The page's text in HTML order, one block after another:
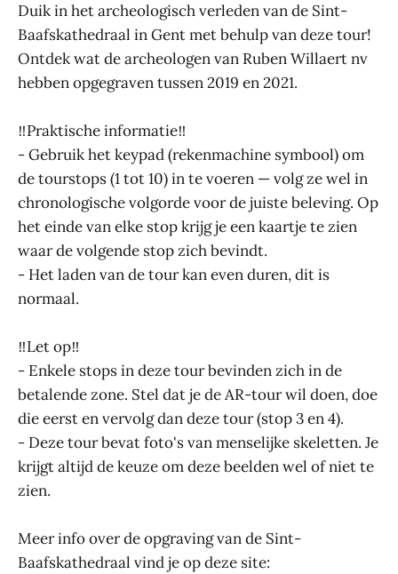
Duik in het archeologisch verleden van de Sint-
Baafskathedraal in Gent met behulp van deze tour!
Ontdek wat de archeologen van Ruben Willaert nv
hebben opgegraven tussen 2019 en 2021.
‼️Praktische informatie‼️
- Gebruik het keypad (rekenmachine symbool) om
de tourstops (1 tot 10) in te voeren — volg ze wel in
chronologische volgorde voor de juiste beleving. Op
het einde van elke stop krijg je een kaartje te zien
waar de volgende stop zich bevindt.
- Het laden van de tour kan even duren, dit is
normaal.
‼️Let op‼️
- Enkele stops in deze tour bevinden zich in de
betalende zone. Stel dat je de AR-tour wil doen, doe
die eerst en vervolg dan deze tour (stop 3 en 4).
- Deze tour bevat foto's van menselijke skeletten. Je
krijgt altijd de keuze om deze beelden wel of niet te
zien.
Meer info over de opgraving van de Sint-
Baafskathedraal vind je op deze site: